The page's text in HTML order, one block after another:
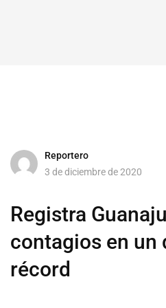
Reportero
3 de diciembre de 2020
Registra
contagios en un
récord